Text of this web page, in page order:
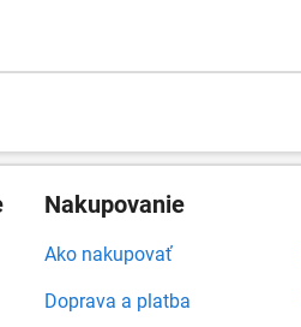
Nakupovanie
Ako nakupovať
Doprava a platba